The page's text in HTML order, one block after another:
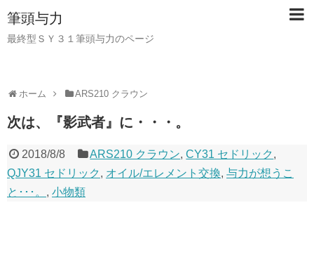
筆頭与力
最終型ＳＹ３１筆頭与力のページ
ホーム ARS210 クラウン
次は、『影武者』に・・・。
2018/8/8 ARS210 クラウン,CY31 セドリック ,
QJY31 セドリック , オイル/エレメント交換, 与力が想うこ
と･･･。 , 小物類